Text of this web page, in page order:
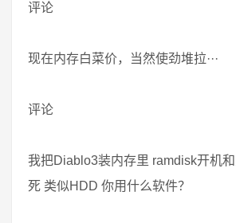
评论
现在内存白菜价，当然使劲堆拉···
评论
我把Diablo3装内存里 ramdisk开机
死 类似HDD 你用什么软件？